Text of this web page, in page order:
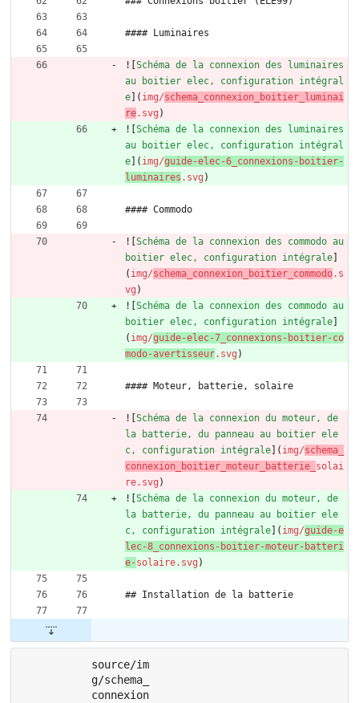
#### Luminaires
![ Schéma de la connexion des luminaires
au boitier elec, configuration intégral
e ]( img/schema_connexion_boitier_luminai
re.svg )
![ Schéma de la connexion des luminaires
au boitier elec, configuration intégral
e ]( img/guide-elec-6_connexions-boitier-
luminaires .svg )
#### Commodo
![ Schéma de la connexion des commodo au
boitier elec, configuration intégrale
( img/schema_connexion_boitier_commodo.s
vg )
![ Schéma de la connexion des commodo au
boitier elec, configuration intégrale
( img/guide-elec-7_connexions-boitier-co
modo-avertisseur.svg )
#### Moteur, batterie, solaire
![ Schéma de la connexion du moteur, de
la batterie, du panneau au boitier ele
c, configuration intégrale ]( img/schema_
connexion_boitier_moteur_batterie_ solai
re.svg )
![ Schéma de la connexion du moteur, de
la batterie, du panneau au boitier ele
c, configuration intégrale ]( img/guide-e
lec-8_connexions-boitier-moteur-batteri
e-solaire.svg )
## Installation de la batterie
source/im
g/schema_
connexion